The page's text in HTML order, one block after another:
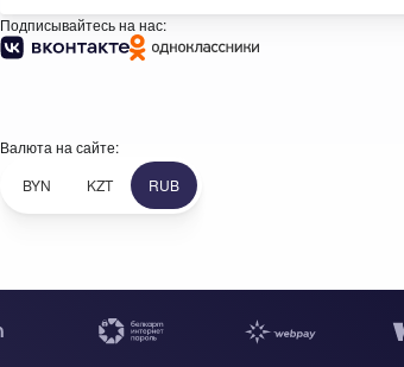
Подписывайтесь на нас:
Валюта на сайте:
BYN
KZT RUB
+7 (969) 96-68-278